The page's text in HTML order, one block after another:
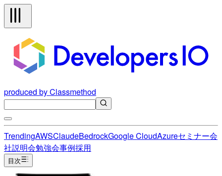
produced by Classmethod
TrendingAWSClaudeBedrockGoogle CloudAzureセミナー会
社説明会勉強会事例採用
目次